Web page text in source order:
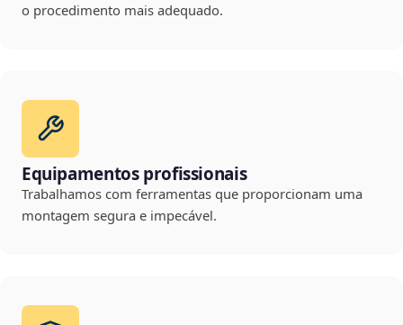
o procedimento mais adequado.
Equipamentos profissionais
Trabalhamos com ferramentas que proporcionam uma
montagem segura e impecável.